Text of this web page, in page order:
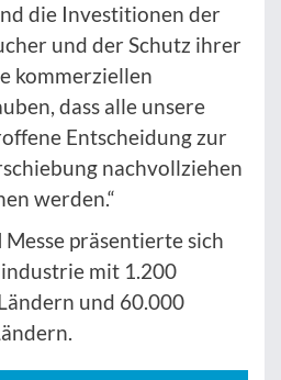
die Investitionen der
und der Schutz ihrer
kommerziellen
dass alle unsere
Entscheidung zur
nachvollziehen
werden.“
präsentierte sich
mit 1.200
und 60.000